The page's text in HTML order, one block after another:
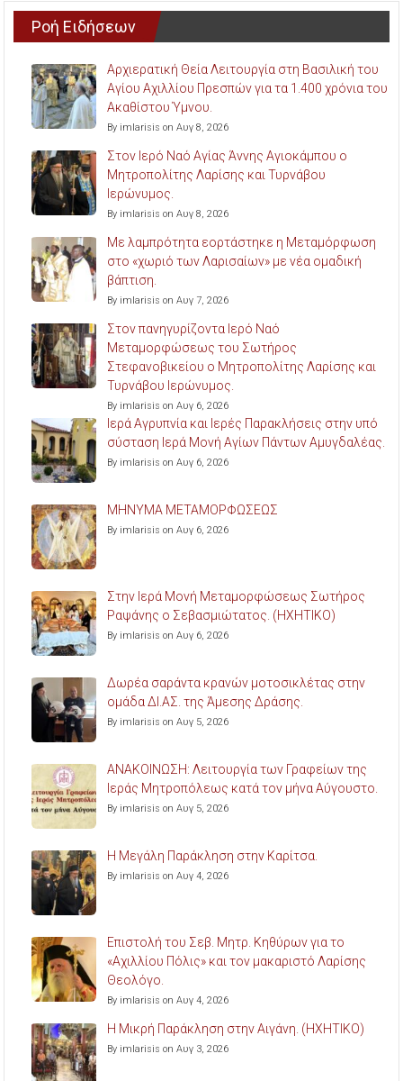
Ροή Ειδήσεων
Αρχιερατική Θεία Λειτουργία στη Βασιλική του
Αγίου Αχιλλίου Πρεσπών για τα 1.400 χρόνια του
Ακαθίστου Ύμνου.
By imlarisis on Αυγ 8, 2026
Στον Ιερό Ναό Αγίας Άννης Αγιοκάμπου ο
Μητροπολίτης Λαρίσης και Τυρνάβου
Ιερώνυμος.
By imlarisis on Αυγ 8, 2026
Με λαμπρότητα εορτάστηκε η Μεταμόρφωση
στο «χωριό των Λαρισαίων» με νέα ομαδική
βάπτιση.
By imlarisis on Αυγ 7, 2026
Στον πανηγυρίζοντα Ιερό Ναό
Μεταμορφώσεως του Σωτήρος
Στεφανοβικείου ο Μητροπολίτης Λαρίσης και
Τυρνάβου Ιερώνυμος.
By imlarisis on Αυγ 6, 2026
Ιερά Αγρυπνία και Ιερές Παρακλήσεις στην υπό
σύσταση Ιερά Μονή Αγίων Πάντων Αμυγδαλέας.
By imlarisis on Αυγ 6, 2026
ΜΗΝΥΜΑ ΜΕΤΑΜΟΡΦΩΣΕΩΣ
By imlarisis on Αυγ 6, 2026
Στην Ιερά Μονή Μεταμορφώσεως Σωτήρος
Ραψάνης ο Σεβασμιώτατος. (ΗΧΗΤΙΚΟ)
By imlarisis on Αυγ 6, 2026
Δωρέα σαράντα κρανών μοτοσικλέτας στην
ομάδα ΔΙ.ΑΣ. της Άμεσης Δράσης.
By imlarisis on Αυγ 5, 2026
ΑΝΑΚΟΙΝΩΣΗ: Λειτουργία των Γραφείων της
Ιεράς Μητροπόλεως κατά τον μήνα Αύγουστο.
By imlarisis on Αυγ 5, 2026
Η Μεγάλη Παράκληση στην Καρίτσα.
By imlarisis on Αυγ 4, 2026
Επιστολή του Σεβ. Μητρ. Κηθύρων για το
«Αχιλλίου Πόλις» και τον μακαριστό Λαρίσης
Θεολόγο.
By imlarisis on Αυγ 4, 2026
Η Μικρή Παράκληση στην Αιγάνη. (ΗΧΗΤΙΚΟ)
By imlarisis on Αυγ 3, 2026